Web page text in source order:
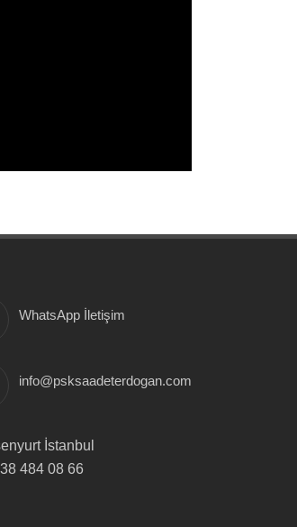
WhatsApp İletişim
info@psksaadeterdogan.com
İstanbul
484 08 66